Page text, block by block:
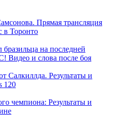
Прямая трансляция
в Торонто
на последней
Видео и слова после боя
Салкиллда. Результаты и
120
чемпиона: Результаты и